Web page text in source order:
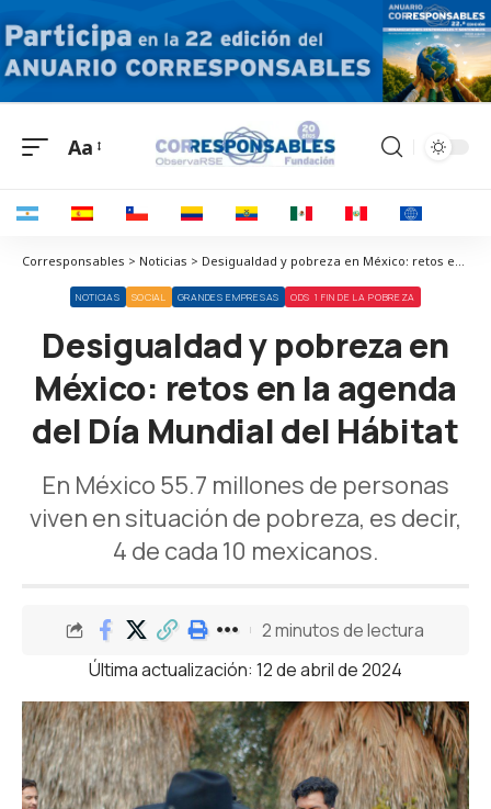
Aa
Corresponsables > Noticias > Desigualdad y pobreza en México: retos en la agenda del Día Mundial del Hábitat
NOTICIAS SOCIAL GRANDES EMPRESAS ODS 1 FIN DE LA POBREZA
Desigualdad y pobreza en
México: retos en la agenda
del Día Mundial del Hábitat
En México 55.7 millones de personas
viven en situación de pobreza, es decir,
4 de cada 10 mexicanos.
Última actualización: 12 de abril de 2024
2 minutos de lectura